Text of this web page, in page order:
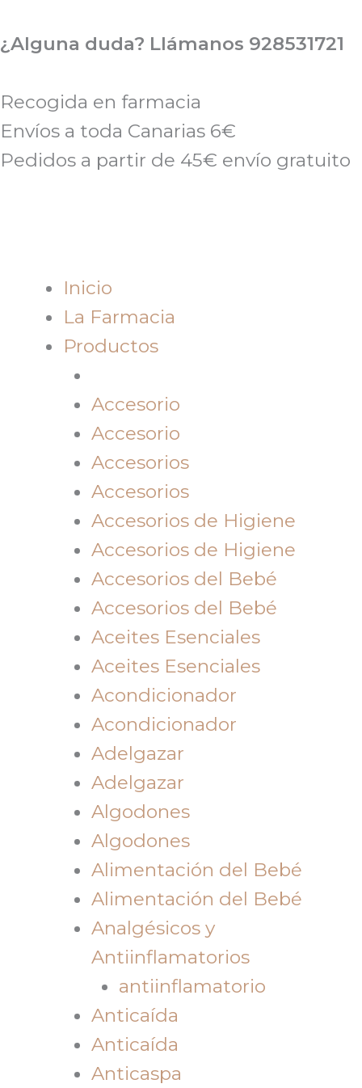
al
¿Alguna duda? Llámanos 928531721
Recogida en farmacia
Envíos a toda Canarias 6€
Pedidos a partir de 45€ envío gratuito
Inicio
La Farmacia
Productos
Accesorio
Accesorio
Accesorios
Accesorios
Accesorios de Higiene
Accesorios de Higiene
Accesorios del Bebé
Accesorios del Bebé
Aceites Esenciales
Aceites Esenciales
Acondicionador
Acondicionador
Adelgazar
Adelgazar
Algodones
Algodones
Alimentación del Bebé
Alimentación del Bebé
Analgésicos y
Antiinflamatorios
antiinflamatorio
Anticaída
Anticaída
Anticaspa